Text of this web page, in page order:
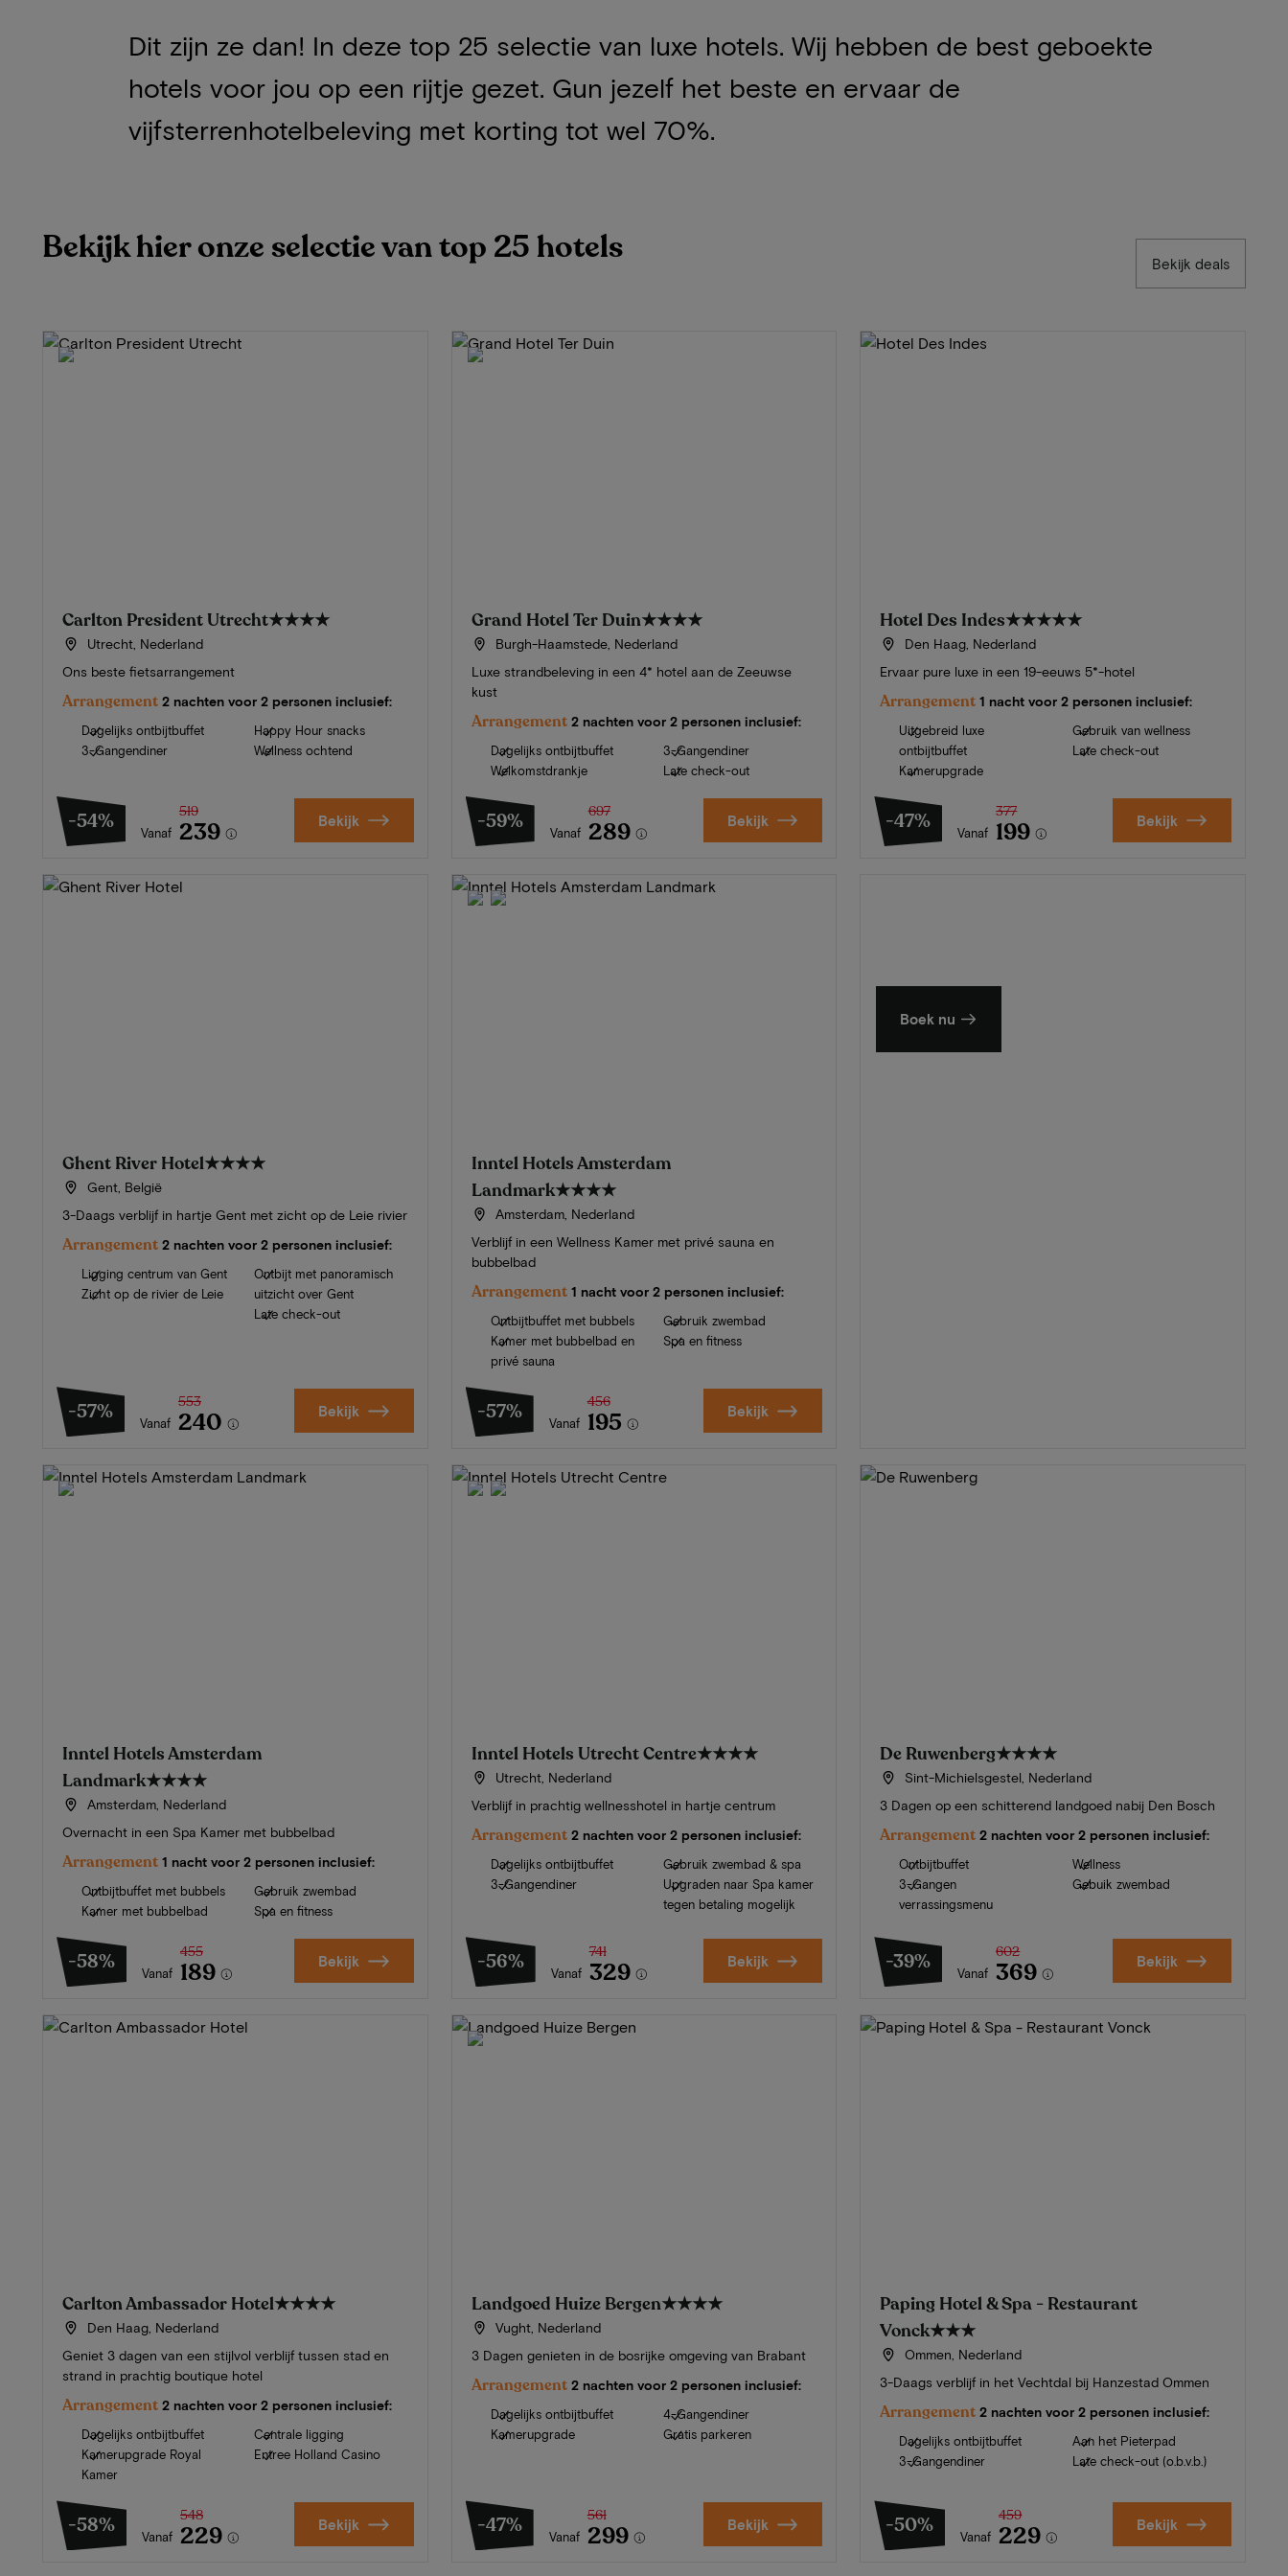
Dit zijn ze dan! In deze top 25 selectie van luxe hotels. Wij hebben de best geboekte
hotels voor jou op een rijtje gezet. Gun jezelf het beste en ervaar de
vijfsterrenhotelbeleving met korting tot wel 70%.
Bekijk hier onze selectie van top 25 hotels Bekijk deals
Carlton President Utrecht★★★★
Utrecht, Nederland
Ons beste fietsarrangement
Arrangement 2 nachten voor 2 personen inclusief:
Dagelijks ontbijtbuffet
3-Gangendiner
Happy Hour snacks
Wellness ochtend
-54% Vanaf
519
239 Bekijk
Grand Hotel Ter Duin★★★★
Burgh-Haamstede, Nederland
Luxe strandbeleving in een 4* hotel aan de Zeeuwse
kust
Arrangement 2 nachten voor 2 personen inclusief:
Dagelijks ontbijtbuffet
Welkomstdrankje
3-Gangendiner
Late check-out
-59% Vanaf
697
289 Bekijk
Hotel Des Indes★★★★★
Den Haag, Nederland
Ervaar pure luxe in een 19-eeuws 5*-hotel
Arrangement 1 nacht voor 2 personen inclusief:
Uitgebreid luxe
ontbijtbuffet
Kamerupgrade
Gebruik van wellness
Late check-out
-47% Vanaf
377
199 Bekijk
Ghent River Hotel★★★★
Gent, België
3-Daags verblijf in hartje Gent met zicht op de Leie rivier
Arrangement 2 nachten voor 2 personen inclusief:
Ligging centrum van Gent
Zicht op de rivier de Leie
Ontbijt met panoramisch
uitzicht over Gent
Late check-out
-57% Vanaf
553
240 Bekijk
Inntel Hotels Amsterdam
Landmark★★★★
Amsterdam, Nederland
Verblijf in een Wellness Kamer met privé sauna en
bubbelbad
Arrangement 1 nacht voor 2 personen inclusief:
Ontbijtbuffet met bubbels
Kamer met bubbelbad en
privé sauna
Gebruik zwembad
Spa en fitness
-57% Vanaf
456
195 Bekijk
Boek nu
Inntel Hotels Amsterdam
Landmark★★★★
Amsterdam, Nederland
Overnacht in een Spa Kamer met bubbelbad
Arrangement 1 nacht voor 2 personen inclusief:
Ontbijtbuffet met bubbels
Kamer met bubbelbad
Gebruik zwembad
Spa en fitness
-58% Vanaf
455
189 Bekijk
Inntel Hotels Utrecht Centre★★★★
Utrecht, Nederland
Verblijf in prachtig wellnesshotel in hartje centrum
Arrangement 2 nachten voor 2 personen inclusief:
Dagelijks ontbijtbuffet
3-Gangendiner
Gebruik zwembad & spa
Upgraden naar Spa kamer
tegen betaling mogelijk
-56% Vanaf
741
329 Bekijk
De Ruwenberg★★★★
Sint-Michielsgestel, Nederland
3 Dagen op een schitterend landgoed nabij Den Bosch
Arrangement 2 nachten voor 2 personen inclusief:
Ontbijtbuffet
3-Gangen
verrassingsmenu
Wellness
Gebuik zwembad
-39% Vanaf
602
369 Bekijk
Carlton Ambassador Hotel★★★★
Den Haag, Nederland
Geniet 3 dagen van een stijlvol verblijf tussen stad en
strand in prachtig boutique hotel
Arrangement 2 nachten voor 2 personen inclusief:
Dagelijks ontbijtbuffet
Kamerupgrade Royal
Kamer
Centrale ligging
Entree Holland Casino
-58% Vanaf
548
229 Bekijk
Landgoed Huize Bergen★★★★
Vught, Nederland
3 Dagen genieten in de bosrijke omgeving van Brabant
Arrangement 2 nachten voor 2 personen inclusief:
Dagelijks ontbijtbuffet
Kamerupgrade
4-Gangendiner
Gratis parkeren
-47% Vanaf
561
299 Bekijk
Paping Hotel & Spa - Restaurant
Vonck★★★
Ommen, Nederland
3-Daags verblijf in het Vechtdal bij Hanzestad Ommen
Arrangement 2 nachten voor 2 personen inclusief:
Dagelijks ontbijtbuffet
3-Gangendiner
Aan het Pieterpad
Late check-out (o.b.v.b.)
-50% Vanaf
459
229 Bekijk